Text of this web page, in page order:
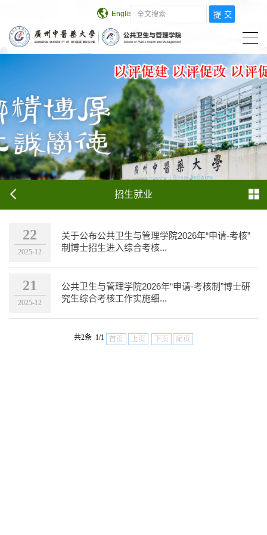
English 学校主页
招生就业
22
2025-12
关于公布公共卫生与管理学院2026年“申请-考核”
制博士招生进入综合考核...
21
2025-12
公共卫生与管理学院2026年“申请-考核制”博士研
究生综合考核工作实施细...
共2条 1/1 首页 上页 下页 尾页